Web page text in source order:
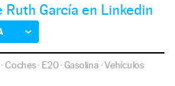
Ruth García en Linkedin
·Coches· E20·Gasolina·Vehículos